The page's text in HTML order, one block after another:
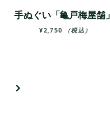
手ぬぐい「亀戸梅屋舗」
¥2,750 （税込）